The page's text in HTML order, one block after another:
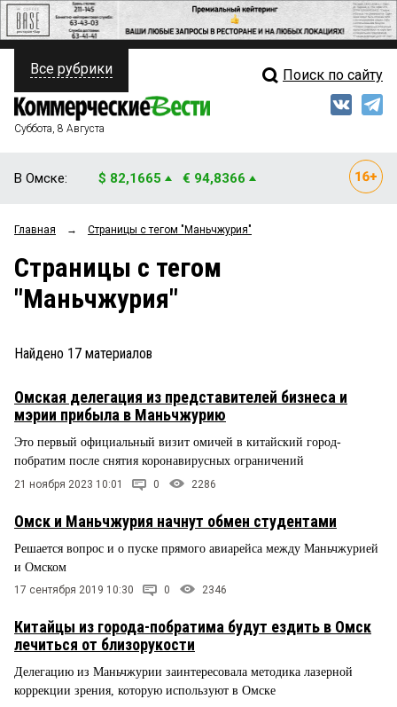
ПОЛИТИКА
ФИНАНСЫ
ОБЩЕСТВО
ЗАКОН
НОВОСТИ КОМПАНИЙ
ПРОИСШЕСТВИЯ
СТИЛЬ ЖИЗНИ
Свежий выпуск
Мнения
Все рубрики Поиск по сайту
Суббота, 8 Августа
В Омске: $ 82,1665 € 94,8366
Главная → Страницы c тегом "Маньчжурия"
Страницы c тегом
"Маньчжурия"
Найдено 17 материалов
Омская делегация из представителей бизнеса и
мэрии прибыла в Маньчжурию
Это первый официальный визит омичей в китайский город-
побратим после снятия коронавирусных ограничений
21 ноября 2023 10:01 0 2286
Омск и Маньчжурия начнут обмен студентами
Решается вопрос и о пуске прямого авиарейса между Маньчжурией
и Омском
17 сентября 2019 10:30 0 2346
Китайцы из города-побратима будут ездить в Омск
лечиться от близорукости
Делегацию из Маньчжурии заинтересовала методика лазерной
коррекции зрения, которую используют в Омске